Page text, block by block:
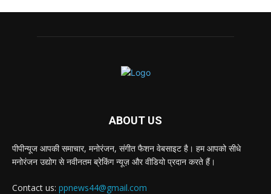
ABOUT US
पीपीन्यूज आपकी समाचार, मनोरंजन, संगीत फैशन वेबसाइट है। हम आपको सीधे
मनोरंजन उद्योग से नवीनतम ब्रेकिंग न्यूज़ और वीडियो प्रदान करते हैं।
Contact us: ppnews44@gmail.com